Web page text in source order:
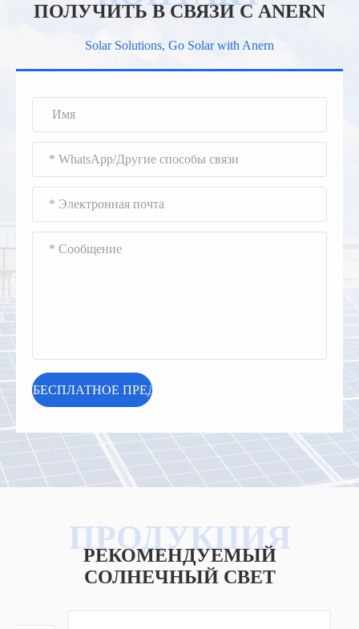
ПОЛУЧИТЬ В СВЯЗИ С ANERN
Solar Solutions, Go Solar with Anern
РЕКОМЕНДУЕМЫЙ
СОЛНЕЧНЫЙ СВЕТ